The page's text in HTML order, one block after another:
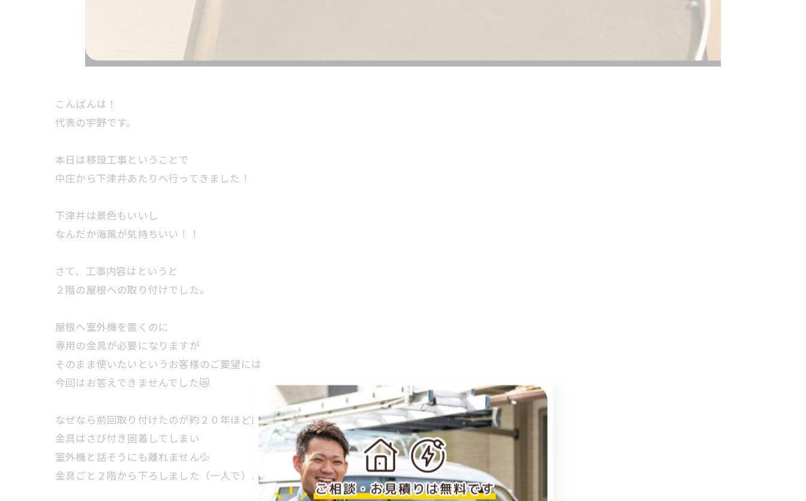
こんばんは！
代表の宇野です。
本日は移設工事ということで
中庄から下津井あたりへ行ってきました！
下津井は景色もいいし
なんだか海風が気持ちいい！！
さて、工事内容はというと
２階の屋根への取り付けでした。
屋根へ室外機を置くのに
専用の金具が必要になりますが
そのまま使いたいというお客様のご要望には
今回はお答えできませんでした😿
なぜなら前回取り付けたのが約２０年ほど前のことだったからです！
金具はさび付き固着してしまい
室外機と話そうにも離れません💦
金具ごと２階から下ろしました（一人で）よいしょっと